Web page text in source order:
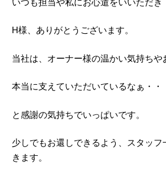
いつも担当や私にお心遣をいいただき
H様、ありがとうございます。
当社は、オーナー様の温かい気持ちや
本当に支えていただいているなぁ・・
と感謝の気持ちでいっぱいです。
少しでもお還しできるよう、スタッフ
きます。